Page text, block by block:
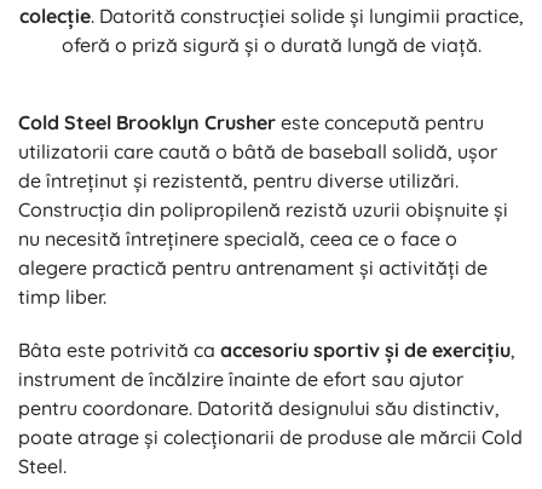
colecție. Datorită construcției solide și lungimii practice,
oferă o priză sigură și o durată lungă de viață.
Cold Steel Brooklyn Crusher este concepută pentru
utilizatorii care caută o bâtă de baseball solidă, ușor
de întreținut și rezistentă, pentru diverse utilizări.
Construcția din polipropilenă rezistă uzurii obișnuite și
nu necesită întreținere specială, ceea ce o face o
alegere practică pentru antrenament și activități de
timp liber.
Bâta este potrivită ca accesoriu sportiv și de exercițiu,
instrument de încălzire înainte de efort sau ajutor
pentru coordonare. Datorită designului său distinctiv,
poate atrage și colecționarii de produse ale mărcii Cold
Steel.